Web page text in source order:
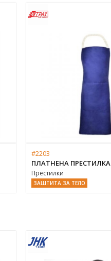
#2203
ПЛАТНЕНА ПРЕСТИЛКА
Престилки
ЗАШТИТА ЗА ТЕЛО